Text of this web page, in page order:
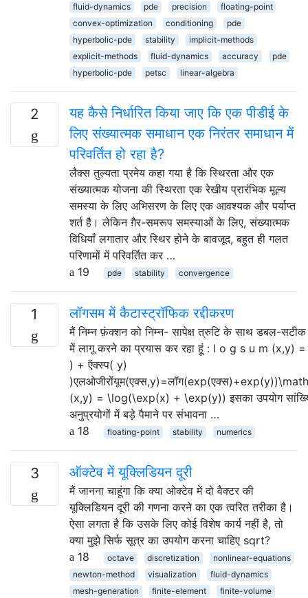
fluid-dynamics
pde precision
floating-point
convex-optimization
conditioning
pde
hyperbolic-pde
stability
implicit-methods
explicit-methods
fluid-dynamics accuracy
pde
hyperbolic-pde
petsc linear-algebra
2
यह कैसे निर्धारित किया जाए कि एक पीडीई के
लिए संख्यात्मक समाधान एक निरंतर समाधान में
परिवर्तित हो रहा है?
लैक्स तुल्यता प्रमेय कहा गया है कि स्थिरता और एक
संख्यात्मक योजना की स्थिरता एक रेखीय प्रारंभिक मूल्य
समस्या के लिए अभिसरण के लिए एक आवश्यक और पर्याप्त
शर्त है। लेकिन ग़ैर-समरूप समस्याओं के लिए, संख्यात्मक
विधियाँ लगातार और स्थिर होने के बावजूद, बहुत ही गलत
परिणामों में परिवर्तित कर …
19
pde stability convergence
1 लॉगसम में कैटास्ट्रॉफिक रद्दीकरण
मैं निम्न फ़ंक्शन को निम्न- सापेक्ष त्रुटि के साथ डबल-सटीक
में लागू करने का प्रयास कर रहा हूं : l o g s u m (x,y) =
) + ऍक्स्प( y)
(x,y) = \log(\exp(x) + \exp(y)) इसका उपयोग
अनुप्रयोगों में बड़े पैमाने पर संभावना …
18
floating-point stability numerics
3 ऑक्टेव में यूक्लिडियन दूरी
मैं जानना चाहूंगा कि क्या ओक्टेव में दो वैक्टर की
यूक्लिडियन दूरी की गणना करने का एक त्वरित तरीका है।
ऐसा लगता है कि उसके लिए कोई विशेष कार्य नहीं है, तो
क्या मुझे सिर्फ सूत्र का उपयोग करना चाहिए sqrt?
18
octave discretization
nonlinear-equations
newton-method
visualization
fluid-dynamics
mesh-generation
finite-element
finite-volume